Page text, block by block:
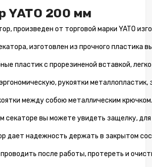
YATO 200 мм
произведен от торговой марки YATO
изготовлен из прочного пластика
пластик с прорезиненой вставкой,
рукоятки металлопластик,
между собою металлическим крючком.
секаторе вы можете увидеть защелку,
дает надежность держать в закрытом
после работы, протереть и